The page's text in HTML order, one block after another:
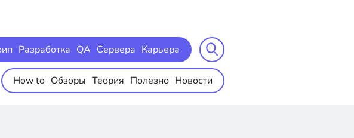
Разработка QA Сервера Карьера
How to Обзоры Теория Полезно Новости